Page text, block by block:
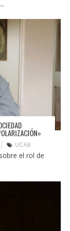
UCAB
el rol de